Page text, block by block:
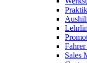
Sales